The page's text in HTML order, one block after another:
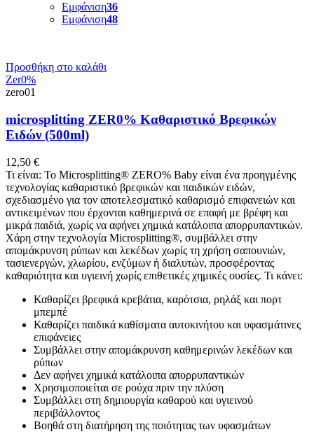
Εμφάνιση36
Εμφάνιση48
Προσθήκη στο καλάθι
Zer0%
zero01
microsplitting ΖΕR0% Καθαριστικό Βρεφικών
Ειδών (500ml)
12,50 €
Τι είναι: Το Microsplitting® ZERO% Baby είναι ένα προηγμένης
τεχνολογίας καθαριστικό βρεφικών και παιδικών ειδών,
σχεδιασμένο για τον αποτελεσματικό καθαρισμό επιφανειών και
αντικειμένων που έρχονται καθημερινά σε επαφή με βρέφη και
μικρά παιδιά, χωρίς να αφήνει χημικά κατάλοιπα απορρυπαντικών.
Χάρη στην τεχνολογία Microsplitting®, συμβάλλει στην
απομάκρυνση ρύπων και λεκέδων χωρίς τη χρήση σαπουνιών,
τασιενεργών, χλωρίου, ενζύμων ή διαλυτών, προσφέροντας
καθαριότητα και υγιεινή χωρίς επιθετικές χημικές ουσίες. Τι κάνει:
Καθαρίζει βρεφικά κρεβάτια, καρότσια, ρηλάξ και πορτ
μπεμπέ
Καθαρίζει παιδικά καθίσματα αυτοκινήτου και υφασμάτινες
επιφάνειες
Συμβάλλει στην απομάκρυνση καθημερινών λεκέδων και
ρύπων
Δεν αφήνει χημικά κατάλοιπα απορρυπαντικών
Χρησιμοποιείται σε ρούχα πριν την πλύση
Συμβάλλει στη δημιουργία καθαρού και υγιεινού
περιβάλλοντος
Βοηθά στη διατήρηση της ποιότητας των υφασμάτων